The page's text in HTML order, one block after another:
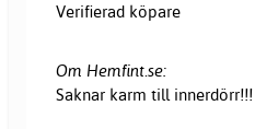
Verifierad köpare
Om Hemfint.se:
Saknar karm till innerdörr!!!